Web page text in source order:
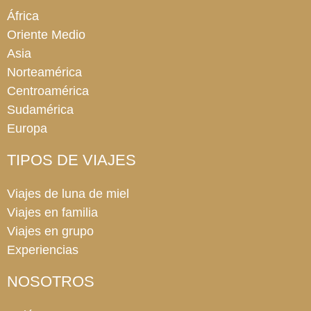
África
Oriente Medio
Asia
Norteamérica
Centroamérica
Sudamérica
Europa
TIPOS DE VIAJES
Viajes de luna de miel
Viajes en familia
Viajes en grupo
Experiencias
NOSOTROS